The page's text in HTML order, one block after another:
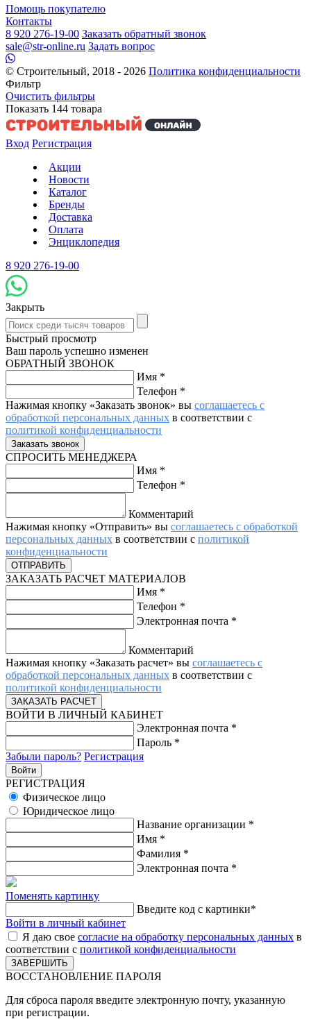
Помощь покупателю
Контакты
8 920 276-19-00 Заказать обратный звонок
sale@str-online.ru Задать вопрос
© Строительный, 2018 - 2026 Политика конфиденциальности
Фильтр
Очистить фильтры
Показать 144 товара
Вход Регистрация
Акции
Новости
Каталог
Бренды
Доставка
Оплата
Энциклопедия
8 920 276-19-00
Закрыть
Быстрый просмотр
Ваш пароль успешно изменен
ОБРАТНЫЙ ЗВОНОК
Имя *
Телефон *
Нажимая кнопку «Заказать звонок» вы соглашаетесь с
обработкой персональных данных в соответствии с
политикой конфиденциальности
СПРОСИТЬ МЕНЕДЖЕРА
Имя *
Телефон *
Комментарий
Нажимая кнопку «Отправить» вы соглашаетесь с обработкой
персональных данных в соответствии с политикой
конфиденциальности
ЗАКАЗАТЬ РАСЧЕТ МАТЕРИАЛОВ
Имя *
Телефон *
Электронная почта *
Комментарий
Нажимая кнопку «Заказать расчет» вы соглашаетесь с
обработкой персональных данных в соответствии с
политикой конфиденциальности
ВОЙТИ В ЛИЧНЫЙ КАБИНЕТ
Электронная почта *
Пароль *
Забыли пароль? Регистрация
РЕГИСТРАЦИЯ
Физическое лицо
Юридическое лицо
Название организации *
Имя *
Фамилия *
Электронная почта *
Поменять картинку
Введите код с картинки*
Войти в личный кабинет
Я даю свое согласие на обработку персональных данных в
соответствии с политикой конфиденциальности
ВОССТАНОВЛЕНИЕ ПАРОЛЯ
Для сброса пароля введите электронную почту, указанную
при регистрации.